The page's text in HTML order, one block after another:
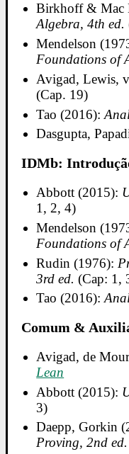
Birkhoff & Mac
Algebra, 4th ed.
Mendelson
Foundations of
Avigad, Lewis,
(Cap. 19)
Tao (2016):
Dasgupta,
IDMb:
Abbott (2015):
1, 2, 4)
Mendelson
Foundations of
Rudin (1976):
3rd ed. (Cap: 1,
Tao (2016):
Comum &
Avigad, de
Lean
Abbott (2015):
3)
Daepp, Gorkin
Proving, 2nd ed.